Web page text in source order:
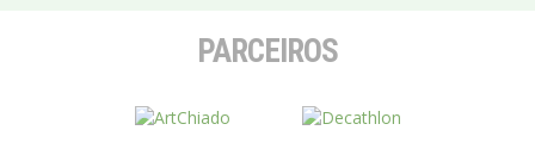
PARCEIROS